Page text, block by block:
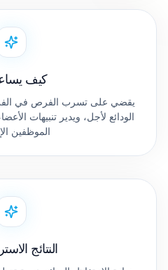
كيف
يقضي على تسرب الفرص في
الموظفين
النتائج